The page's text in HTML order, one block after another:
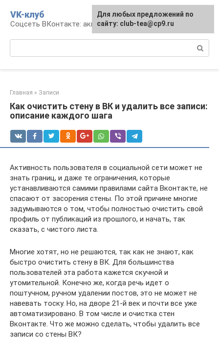
контенту
VK-клуб
Соцсеть ВКонтакте: аккаунт, общение, досуг
Главная » Записи
Как очистить стену в ВК и удалить все записи:
описание каждого шага
Активность пользователя в социальной сети может не
знать границ, и даже те ограничения, которые
устанавливаются самими правилами сайта Вконтакте, не
спасают от засорения стены. По этой причине многие
задумываются о том, чтобы полностью очистить свой
профиль от публикаций из прошлого, и начать, так
сказать, с чистого листа.
Многие хотят, но не решаются, так как не знают, как
быстро очистить стену в ВК. Для большинства
пользователей эта работа кажется скучной и
утомительной. Конечно же, когда речь идет о
поштучном, ручном удалении постов, это не может не
навевать тоску. Но, на дворе 21-й век и почти все уже
автоматизировано. В том числе и очистка стен
Вконтакте. Что же можно сделать, чтобы удалить все
записи со стены ВК?
Для любых предложений по
сайту: club-tea@cp9.ru